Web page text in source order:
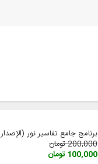
برنامج جامع تفاسير نور (الإصدار 4)
200,000 تومان
100,000 تومان